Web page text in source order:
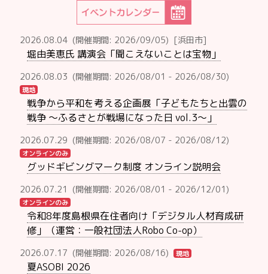
2026.08.04 (開催期間: 2026/09/05) [浜田市]
堀由美恵氏 講演会「聞こえないことは宝物」
2026.08.03 (開催期間: 2026/08/01 - 2026/08/30)
現地
戦争から平和を考える企画展「子どもたちと出雲の
戦争 ～ふるさとが戦場になった日 vol.3～」
2026.07.29 (開催期間: 2026/08/07 - 2026/08/12)
オンラインのみ
グッドギビングマーク制度 オンライン説明会
2026.07.21 (開催期間: 2026/08/01 - 2026/12/01)
オンラインのみ
令和8年度島根県在住者向け「デジタル人材育成研
修」（運営：一般社団法人Robo Co-op）
2026.07.17 (開催期間: 2026/08/16) 現地
夏ASOBI 2026